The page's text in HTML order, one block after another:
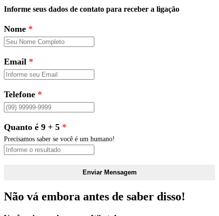
Informe seus dados de contato para receber a ligação
Nome
Email
Telefone
Quanto é 9 + 5
Precisamos saber se você é um humano!
Enviar Mensagem
Não vá embora antes de saber disso!